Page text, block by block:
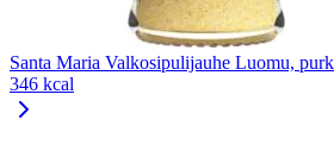
Santa Maria Valkosipulijauhe Luomu,
346 kcal